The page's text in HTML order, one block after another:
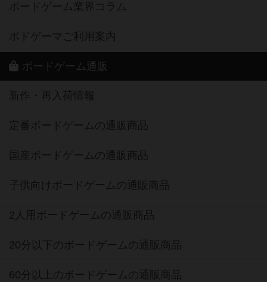
ボードゲーム業界コラム
ボドゲーマご利用案内
ボードゲーム通販
新作・再入荷情報
定番ボードゲームの通販商品
国産ボードゲームの通販商品
子供向けボードゲームの通販商品
2人用ボードゲームの通販商品
20分以下のボードゲームの通販商品
60分以上のボードゲームの通販商品